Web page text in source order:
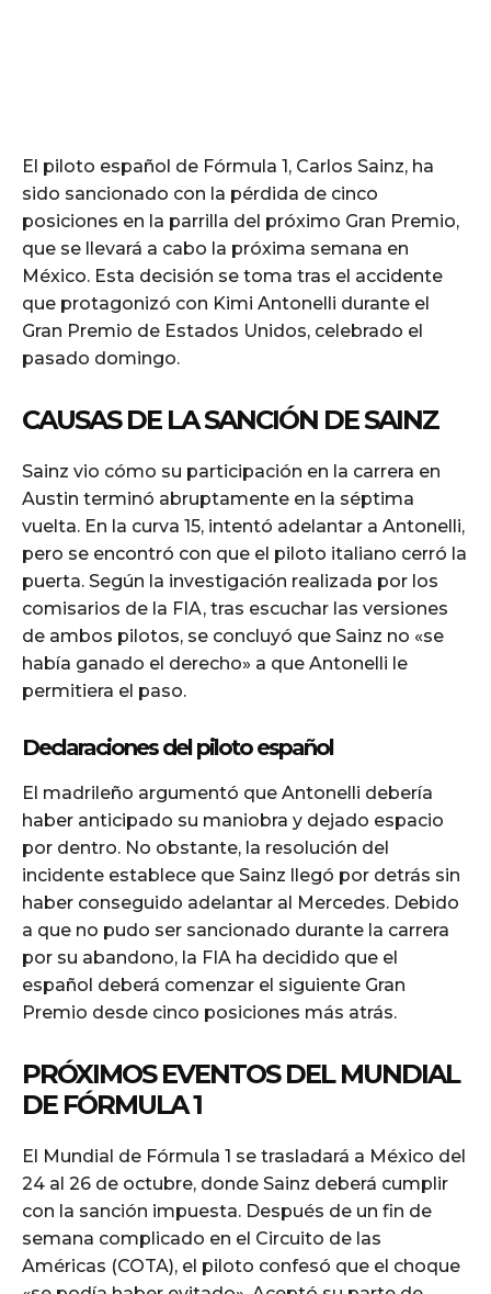
El piloto español de Fórmula 1, Carlos Sainz, ha
sido sancionado con la pérdida de cinco
posiciones en la parrilla del próximo Gran Premio,
que se llevará a cabo la próxima semana en
México. Esta decisión se toma tras el accidente
que protagonizó con Kimi Antonelli durante el
Gran Premio de Estados Unidos, celebrado el
pasado domingo.
CAUSAS DE LA SANCIÓN DE SAINZ
Sainz vio cómo su participación en la carrera en
Austin terminó abruptamente en la séptima
vuelta. En la curva 15, intentó adelantar a Antonelli,
pero se encontró con que el piloto italiano cerró la
puerta. Según la investigación realizada por los
comisarios de la FIA, tras escuchar las versiones
de ambos pilotos, se concluyó que Sainz no «se
había ganado el derecho» a que Antonelli le
permitiera el paso.
Declaraciones del piloto español
El madrileño argumentó que Antonelli debería
haber anticipado su maniobra y dejado espacio
por dentro. No obstante, la resolución del
incidente establece que Sainz llegó por detrás sin
haber conseguido adelantar al Mercedes. Debido
a que no pudo ser sancionado durante la carrera
por su abandono, la FIA ha decidido que el
español deberá comenzar el siguiente Gran
Premio desde cinco posiciones más atrás.
PRÓXIMOS EVENTOS DEL MUNDIAL
DE FÓRMULA 1
El Mundial de Fórmula 1 se trasladará a México del
24 al 26 de octubre, donde Sainz deberá cumplir
con la sanción impuesta. Después de un fin de
semana complicado en el Circuito de las
Américas (COTA), el piloto confesó que el choque